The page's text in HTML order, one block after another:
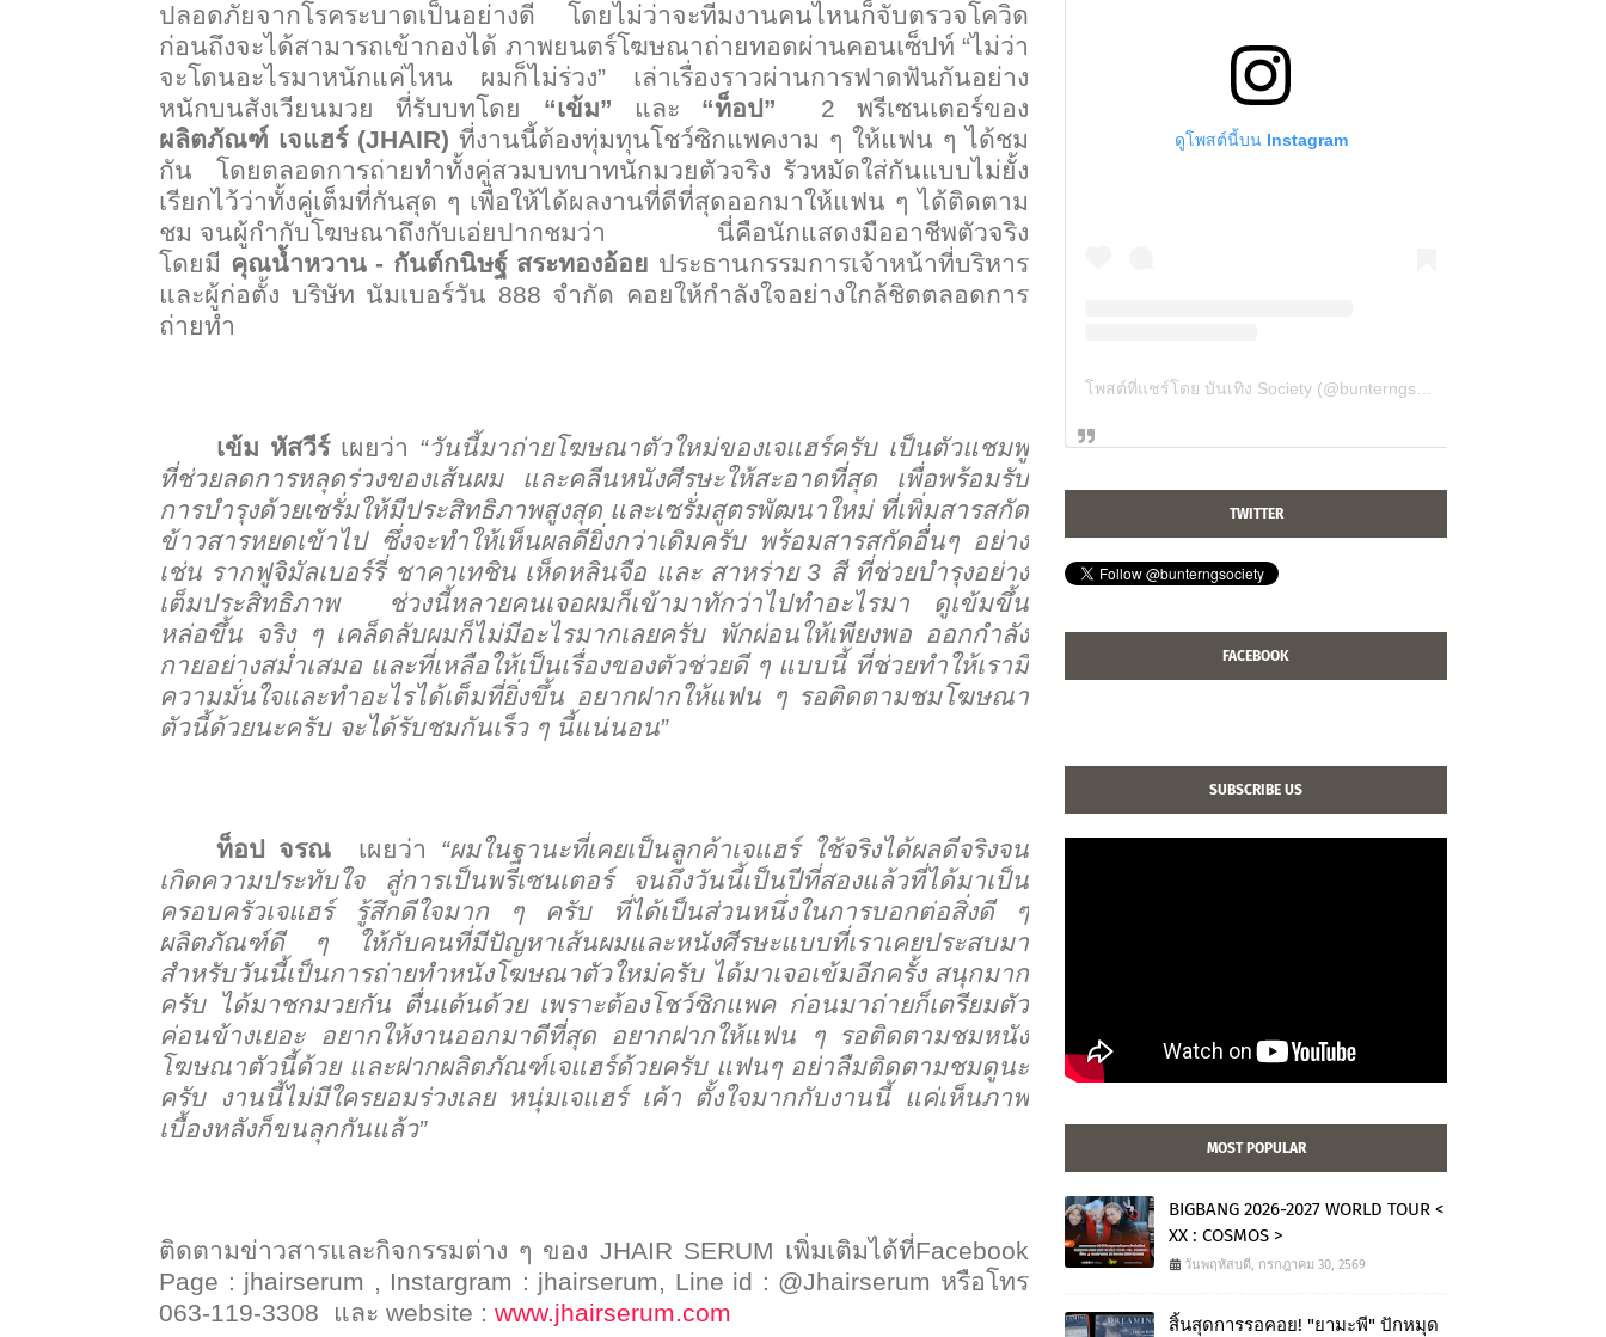
ปลอดภัยจากโรคระบาดเป็นอย่างดี โดยไม่ว่าจะทีมงานคนไหนก็จับตรวจโควิด
ก่อนถึงจะได้สามารถเข้ากองได้ ภาพยนตร์โฆษณาถ่ายทอดผ่านคอนเซ็ปท์ “ไม่ว่า
จะโดนอะไรมาหนักแค่ไหน ผมก็ไม่ร่วง” เล่าเรื่องราวผ่านการฟาดฟันกันอย่าง
หนักบนสังเวียนมวย ที่รับบทโดย “เข้ม” และ “ท็อป” 2 พรีเซนเตอร์ของ
ผลิตภัณฑ์ เจแฮร์ (JHAIR) ที่งานนี้ต้องทุ่มทุนโชว์ซิกแพคงาม ๆ ให้แฟน ๆ ได้ชม
กัน โดยตลอดการถ่ายทำทั้งคู่สวมบทบาทนักมวยตัวจริง รัวหมัดใส่กันแบบไม่ยั้ง
เรียกไว้ว่าทั้งคู่เต็มที่กันสุด ๆ เพื่อให้ได้ผลงานที่ดีที่สุดออกมาให้แฟน ๆ ได้ติดตาม
ชม จนผู้กำกับโฆษณาถึงกับเอ่ยปากชมว่า นี่คือนักแสดงมืออาชีพตัวจริง
โดยมี คุณน้ำหวาน - กันต์กนิษฐ์ สระทองอ้อย ประธานกรรมการเจ้าหน้าที่บริหาร
และผู้ก่อตั้ง บริษัท นัมเบอร์วัน 888 จำกัด คอยให้กำลังใจอย่างใกล้ชิดตลอดการ
ถ่ายทำ
เข้ม หัสวีร์เผยว่า “วันนี้มาถ่ายโฆษณาตัวใหม่ของเจแฮร์ครับ เป็นตัวแชมพู
ที่ช่วยลดการหลุดร่วงของเส้นผม และคลีนหนังศีรษะให้สะอาดที่สุด เพื่อพร้อมรับ
การบำรุงด้วยเซรั่มให้มีประสิทธิภาพสูงสุด และเซรั่มสูตรพัฒนาใหม่ ที่เพิ่มสารสกัด
ข้าวสารหยดเข้าไป ซึ่งจะทำให้เห็นผลดียิ่งกว่าเดิมครับ พร้อมสารสกัดอื่นๆ อย่าง
เช่น รากฟูจิมัลเบอร์รี่ ชาคาเทชิน เห็ดหลินจือ และ สาหร่าย3 สี ที่ช่วยบำรุงอย่าง
เต็มประสิทธิภาพ ช่วงนี้หลายคนเจอผมก็เข้ามาทักว่าไปทำอะไรมา ดูเข้มขึ้น
หล่อขึ้น จริง ๆ เคล็ดลับผมก็ไม่มีอะไรมากเลยครับ พักผ่อนให้เพียงพอ ออกกำลัง
กายอย่างสม่ำเสมอ และที่เหลือให้เป็นเรื่องของตัวช่วยดี ๆ แบบนี้ ที่ช่วยทำให้เรามี
ความมั่นใจและทำอะไรได้เต็มที่ยิ่งขึ้น อยากฝากให้แฟน ๆ รอติดตามชมโฆษณา
ตัวนี้ด้วยนะครับ จะได้รับชมกันเร็ว ๆ นี้แน่นอน”
ท็อป จรณ เผยว่า “ผมในฐานะที่เคยเป็นลูกค้าเจแฮร์ ใช้จริงได้ผลดีจริงจน
เกิดความประทับใจ สู่การเป็นพรีเซนเตอร์ จนถึงวันนี้เป็นปีที่สองแล้วที่ได้มาเป็น
ครอบครัวเจแฮร์ รู้สึกดีใจมาก ๆ ครับ ที่ได้เป็นส่วนหนึ่งในการบอกต่อสิ่งดี ๆ
ผลิตภัณฑ์ดี ๆ ให้กับคนที่มีปัญหาเส้นผมและหนังศีรษะแบบที่เราเคยประสบมา
สำหรับวันนี้เป็นการถ่ายทำหนังโฆษณาตัวใหม่ครับ ได้มาเจอเข้มอีกครั้ง สนุกมาก
ครับ ได้มาชกมวยกัน ตื่นเต้นด้วย เพราะต้องโชว์ซิกแพค ก่อนมาถ่ายก็เตรียมตัว
ค่อนข้างเยอะ อยากให้งานออกมาดีที่สุด อยากฝากให้แฟน ๆ รอติดตามชมหนัง
โฆษณาตัวนี้ด้วย และฝากผลิตภัณฑ์เจแฮร์ด้วยครับ แฟนๆ อย่าลืมติดตามชมดูนะ
ครับ งานนี้ไม่มีใครยอมร่วงเลย หนุ่มเจแฮร์ เค้า ตั้งใจมากกับงานนี้ แค่เห็นภาพ
เบื้องหลังก็ขนลุกกันแล้ว”
ติดตามข่าวสารและกิจกรรมต่าง ๆ ของ JHAIR SERUM เพิ่มเติมได้ที่Facebook
Page : jhairserum , Instargram : jhairserum, Line id : @Jhairserum หรือโทร
063-119-3308 และ website : www.jhairserum.com
ดูโพสต์นี้บน Instagram
TWITTER
FACEBOOK
SUBSCRIBE US
MOST POPULAR
BIGBANG 2026-2027 WORLD TOUR <
XX : COSMOS >
วันพฤหัสบดี, กรกฎาคม 30, 2569
สิ้นสุดการรอคอย! "ยามะพี" ปักหมุด